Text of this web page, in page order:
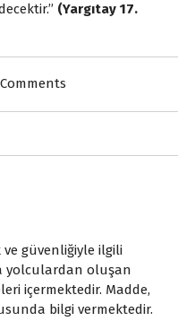
(Yargıtay 17.
ve güvenliğiyle ilgili
yolculardan oluşan
içermektedir. Madde,
bilgi vermektedir.